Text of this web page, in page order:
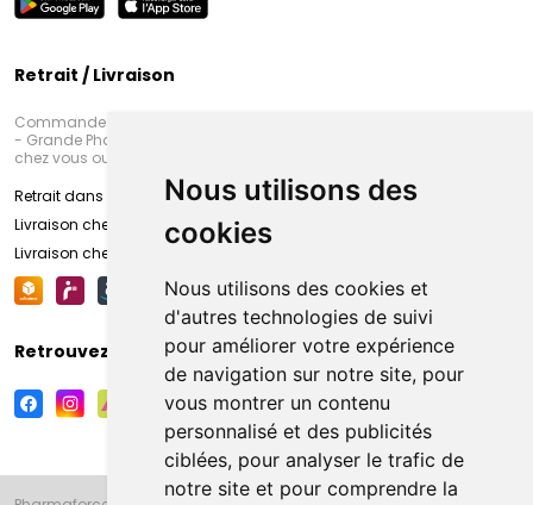
Nous utilisons des
cookies
Nous utilisons des cookies et
d'autres technologies de suivi
pour améliorer votre expérience
de navigation sur notre site, pour
vous montrer un contenu
personnalisé et des publicités
ciblées, pour analyser le trafic de
notre site et pour comprendre la
Retrait / Livraison
Commandez en ligne et venez chercher votre commande à Amiens
- Grande Pharmacie d’Amiens (Fachon) ou recevez-là rapidement
chez vous ou en point retrait
Retrait dans la pharmacie d’Amiens
Livraison chez vous
Livraison chez votre commerçant
Retrouvez-nous sur vos réseaux sociaux